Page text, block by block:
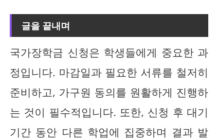
글을 끝내며
국가장학금 신청은 학생들에게 중요한 과
정입니다. 마감일과 필요한 서류를 철저히
준비하고, 가구원 동의를 원활하게 진행하
는 것이 필수적입니다. 또한, 신청 후 대기
기간 동안 다른 학업에 집중하며 결과 발